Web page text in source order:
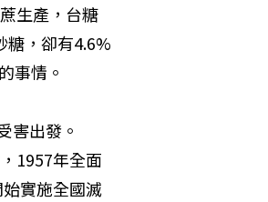
生產，台糖
糖，卻有4.6%
事情。
害出發。
1957年全面
實施全國滅